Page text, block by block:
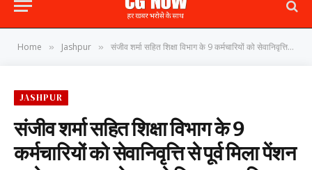
Home » Jashpur » संजीव शर्मा सहित शिक्षा विभाग के 9 कर्मचारियों को सेवानिवृत्ति से पूर्व मिला पेंशन आदेश, अपर कलेक्टर ने किया सम्मानित
JASHPUR
संजीव शर्मा सहित शिक्षा विभाग के 9
कर्मचारियों को सेवानिवृत्ति से पूर्व मिला पेंशन